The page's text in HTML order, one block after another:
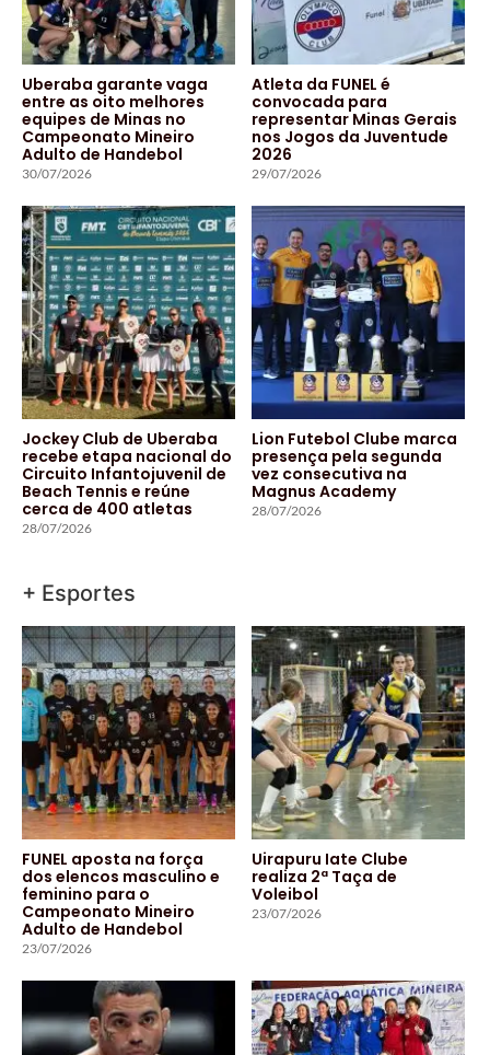
Uberaba garante vaga
entre as oito melhores
equipes de Minas no
Campeonato Mineiro
Adulto de Handebol
30/07/2026
Atleta da FUNEL é
convocada para
representar Minas Gerais
nos Jogos da Juventude
2026
29/07/2026
Jockey Club de Uberaba
recebe etapa nacional do
Circuito Infantojuvenil de
Beach Tennis e reúne
cerca de 400 atletas
28/07/2026
Lion Futebol Clube marca
presença pela segunda
vez consecutiva na
Magnus Academy
28/07/2026
+ Esportes
FUNEL aposta na força
dos elencos masculino e
feminino para o
Campeonato Mineiro
Adulto de Handebol
23/07/2026
Uirapuru Iate Clube
realiza 2ª Taça de
Voleibol
23/07/2026